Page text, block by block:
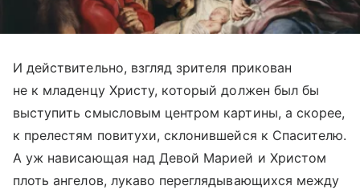
И действительно, взгляд зрителя прикован
не к младенцу Христу, который должен был бы
выступить смысловым центром картины, а скорее,
к прелестям повитухи, склонившейся к Спасителю.
А уж нависающая над Девой Марией и Христом
плоть ангелов, лукаво переглядывающихся между